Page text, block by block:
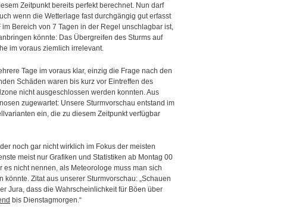
Zeitpunkt bereits perfekt berechnet. Nun darf
wenn die Wetterlage fast durchgängig gut erfasst
Bereich von 7 Tagen in der Regel unschlagbar ist,
könnte: Das Übergreifen des Sturms auf
im voraus ziemlich irrelevant.
Tage im voraus klar, einzig die Frage nach den
Schäden waren bis kurz vor Eintreffen des
nicht ausgeschlossen werden konnten. Aus
zugewartet: Unsere Sturmvorschau entstand im
ein, die zu diesem Zeitpunkt verfügbar
noch gar nicht wirklich im Fokus der meisten
meist nur Grafiken und Statistiken ab Montag 00
nicht nennen, als Meteorologe muss man sich
Zitat aus unserer Sturmvorschau: „Schauen
Jura, dass die Wahrscheinlichkeit für Böen über
bis Dienstagmorgen.“